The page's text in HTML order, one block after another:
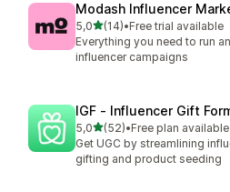
Modash Influencer
5,0av 5 stjerner
(14)
Totalt 14 omtaler
•Free trial available
Everything you need to run
influencer campaigns
IGF ‑ Influencer Gift
5,0av 5 stjerner
(52)
Totalt 52 omtaler
•Free plan available
Get UGC by streamlining
gifting and product seeding